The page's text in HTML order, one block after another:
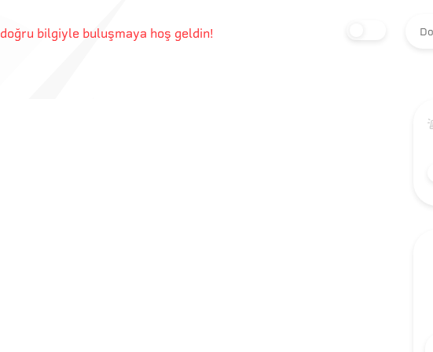
doğru bilgiyle buluşmaya hoş geldin!